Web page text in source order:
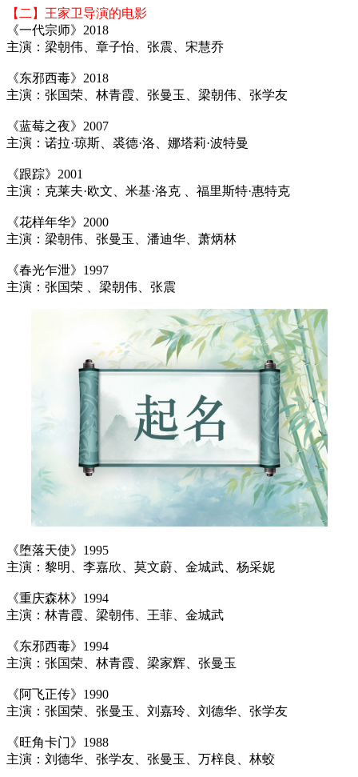
【二】王家卫导演的电影
《一代宗师》2018
主演：梁朝伟、章子怡、张震、宋慧乔
《东邪西毒》2018
主演：张国荣、林青霞、张曼玉、梁朝伟、张学友
《蓝莓之夜》2007
主演：诺拉·琼斯、裘德·洛、娜塔莉·波特曼
《跟踪》2001
主演：克莱夫·欧文、米基·洛克 、福里斯特·惠特克
《花样年华》2000
主演：梁朝伟、张曼玉、潘迪华、萧炳林
《春光乍泄》1997
主演：张国荣 、梁朝伟、张震
《堕落天使》1995
主演：黎明、李嘉欣、莫文蔚、金城武、杨采妮
《重庆森林》1994
主演：林青霞、梁朝伟、王菲、金城武
《东邪西毒》1994
主演：张国荣、林青霞、梁家辉、张曼玉
《阿飞正传》1990
主演：张国荣、张曼玉、刘嘉玲、刘德华、张学友
《旺角卡门》1988
主演：刘德华、张学友、张曼玉、万梓良、林蛟